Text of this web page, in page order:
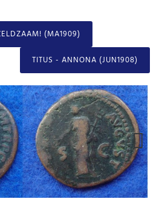
(MA1909)
TITUS - ANNONA (JUN1908)